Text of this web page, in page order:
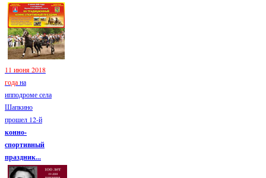
11 июня 2018
годана
ипподроме села
Шапкино
прошел 12-й
конно-
спортивный
праздник...